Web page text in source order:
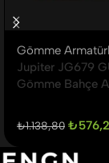
Gömme
Jupiter JG679
Gömme Bahçe
₺1.138,80 ₺